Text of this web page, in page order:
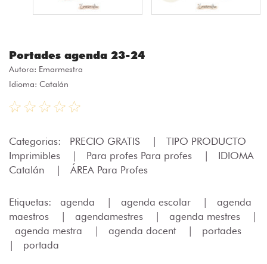
Portades agenda 23-24
Autora: Emarmestra
Idioma: Catalán
Categorias: PRECIO GRATIS |
TIPO PRODUCTO
Imprimibles
| Para profes Para profes |
IDIOMA
Catalán
| ÁREA Para Profes
Etiquetas: agenda | agenda escolar |
agenda
maestros
| agendamestres | agenda mestres
|
agenda mestra
| agenda docent |
portades
|
portada